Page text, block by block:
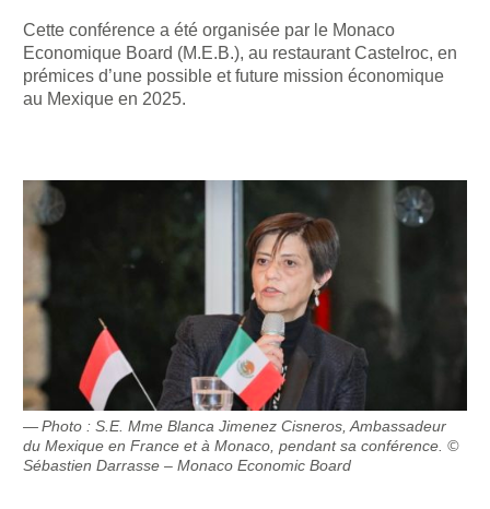
Cette conférence a été organisée par le Monaco
Economique Board (M.E.B.), au restaurant Castelroc, en
prémices d’une possible et future mission économique
au Mexique en 2025.
Photo : S.E. Mme Blanca Jimenez Cisneros, Ambassadeur
du Mexique en France et à Monaco, pendant sa conférence. ©
Sébastien Darrasse – Monaco Economic Board